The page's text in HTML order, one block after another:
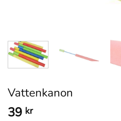
Vattenkanon
39 kr